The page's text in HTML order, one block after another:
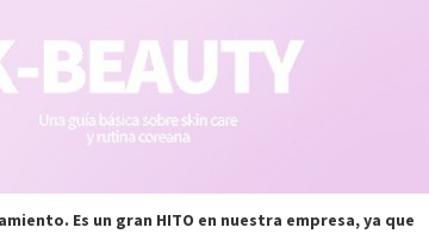
Es un gran HITO en nuestra empresa, ya que